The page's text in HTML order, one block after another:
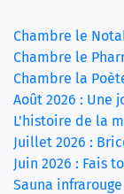
Chambre le
Chambre le
Chambre la
Août 2026 : Une
L'histoire de la
Juillet 2026 :
Juin 2026 : Fais
Sauna infrarouge